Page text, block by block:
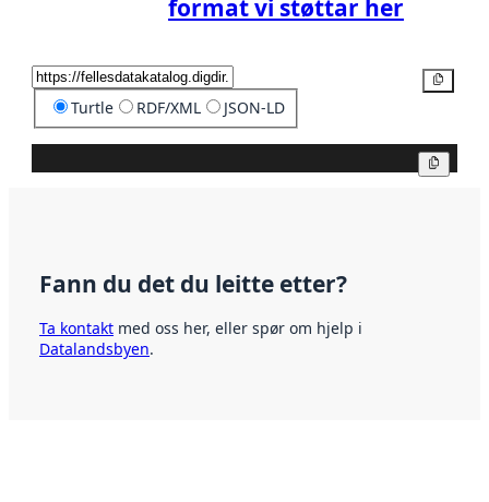
format vi støttar her
Turtle RDF/XML JSON-LD
Fann du det du leitte etter?
Ta kontakt med oss her, eller spør om hjelp i
Datalandsbyen.